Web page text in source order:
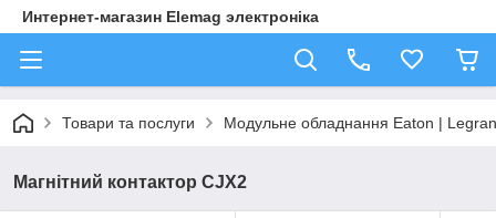
Интернет-магазин Elemag электроніка
Товари та послуги Модульне обладнання Eaton |
Магнітний контактор CJX2